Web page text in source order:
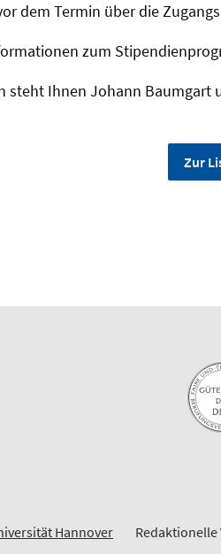
dem Termin über die
zum
steht Ihnen Johann Baumgart
Zur
Hannover